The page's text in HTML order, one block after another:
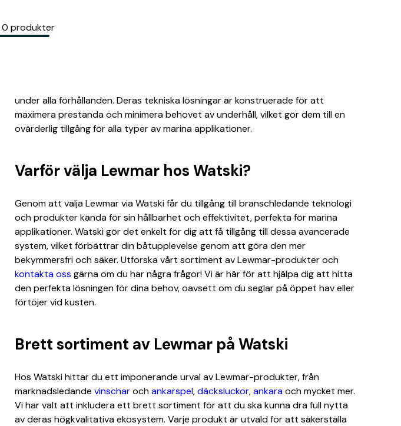
0 produkter
under alla förhållanden. Deras tekniska lösningar är konstruerade för att
maximera prestanda och minimera behovet av underhåll, vilket gör dem till en
ovärderlig tillgång för alla typer av marina applikationer.
Varför välja Lewmar hos Watski?
Genom att välja Lewmar via Watski får du tillgång till branschledande teknologi
och produkter kända för sin hållbarhet och effektivitet, perfekta för marina
applikationer. Watski gör det enkelt för dig att få tillgång till dessa avancerade
system, vilket förbättrar din båtupplevelse genom att göra den mer
bekymmersfri och säker. Utforska vårt sortiment av Lewmar-produkter och
kontakta oss gärna om du har några frågor! Vi är här för att hjälpa dig att hitta
den perfekta lösningen för dina behov, oavsett om du seglar på öppet hav eller
förtöjer vid kusten.
Brett sortiment av Lewmar på Watski
Hos Watski hittar du ett imponerande urval av Lewmar-produkter, från
marknadsledande vinscharochankarspel,däcksluckor,ankaraoch mycket mer.
Vi har valt att inkludera ett brett sortiment för att du ska kunna dra full nytta
av deras högkvalitativa ekosystem. Varje produkt är utvald för att säkerställa